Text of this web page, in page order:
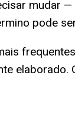
mudar
pode